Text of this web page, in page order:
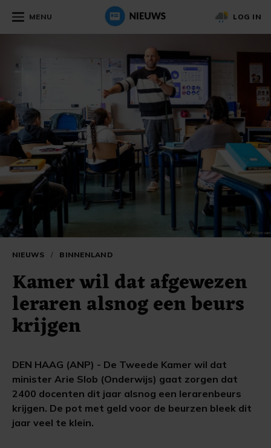
MENU LOG IN
NIEUWS / BINNENLAND
Kamer wil dat afgewezen
leraren alsnog een beurs
krijgen
DEN HAAG (ANP) - De Tweede Kamer wil dat
minister Arie Slob (Onderwijs) gaat zorgen dat
2400 docenten dit jaar alsnog een lerarenbeurs
krijgen. De pot met geld voor de beurzen bleek dit
jaar veel te klein.